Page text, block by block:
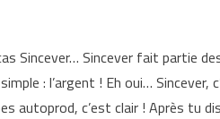
Sincever… Sincever fait partie
: l’argent ! Eh oui… Sincever,
autoprod, c’est clair ! Après tu